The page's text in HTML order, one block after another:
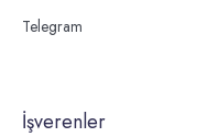
Telegram
İşverenler